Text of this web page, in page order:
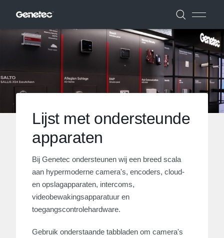
Lijst met ondersteunde
apparaten
Bij Genetec ondersteunen wij een breed scala
aan hypermoderne camera's, encoders, cloud-
en opslagapparaten, intercoms,
videobewakingsapparatuur en
toegangscontrolehardware.
Gebruik onderstaande tabbladen om camera's